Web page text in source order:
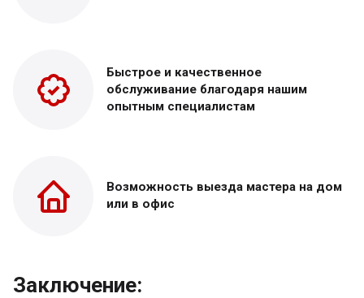
Быстрое и качественное
обслуживание благодаря нашим
опытным специалистам
Возможность выезда мастера на дом
или в офис
Заключение: